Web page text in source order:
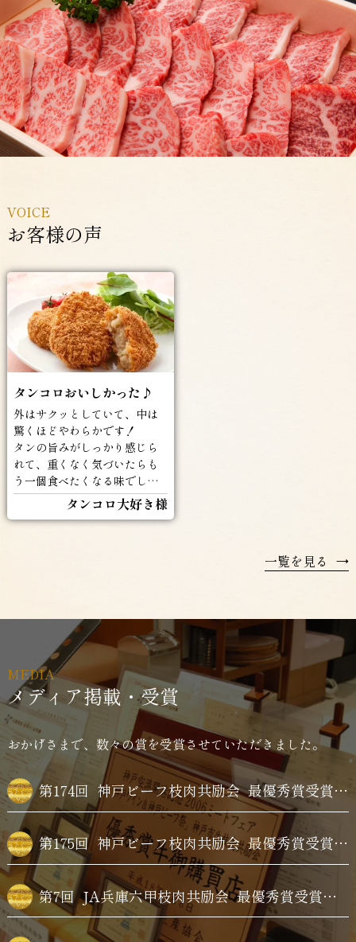
VOICE
お客様の声
タンコロおいしかった♪
外はサクッとしていて、中は
驚くほどやわらかです！
タンの旨みがしっかり感じら
れて、重くなく気づいたらも
う一個食べたくなる味でした
(^^♪
タンコロ大好き様
一覧を見る →
MEDIA
メディア掲載・受賞
おかげさまで、数々の賞を受賞させていただきました。
第174回 神戸ビーフ枝肉共励会 最優秀賞受賞牛購買
第175回 神戸ビーフ枝肉共励会 最優秀賞受賞牛購買
第7回 JA兵庫六甲枝肉共励会 最優秀賞受賞牛購買